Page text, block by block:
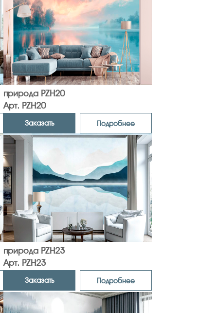
природа PZH20
Арт. PZH20
Заказать Подробнее
природа PZH23
Арт. PZH23
Заказать Подробнее